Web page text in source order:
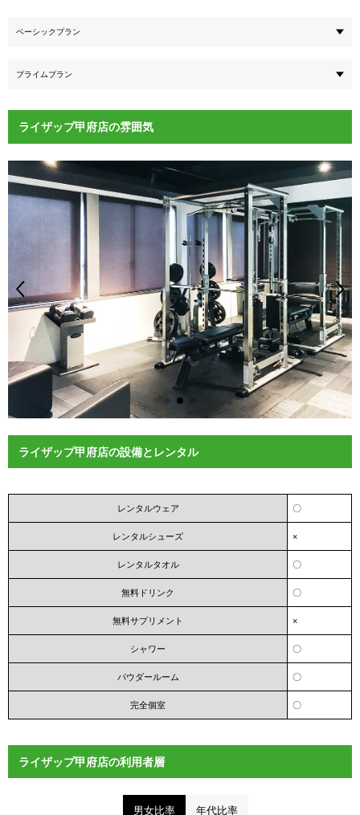
ベーシックプラン
プライムプラン
ライザップ甲府店の雰囲気
ライザップ甲府店の設備とレンタル
レンタルウェア 〇
レンタルシューズ ×
レンタルタオル 〇
無料ドリンク 〇
無料サプリメント ×
シャワー 〇
パウダールーム 〇
完全個室 〇
ライザップ甲府店の利用者層
男女比率 年代比率